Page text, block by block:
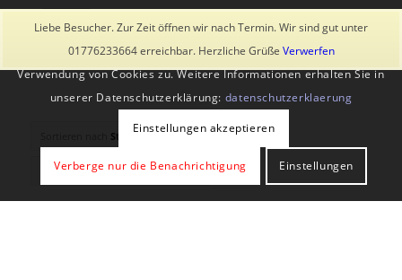
Liebe Besucher. Zur Zeit öffnen wir nach Termin. Wir sind gut unter
01776233664 erreichbar. Herzliche Grüße Verwerfen
Standard
Zeige-1 Produkte pro Seite
Diese Seite verwendet Cookies und ähnliche Technologien, auch
von Drittanbietern. Mit der Weiternutzung der Seite stimmst du der
Verwendung von Cookies zu. Weitere Informationen erhalten Sie in
unserer Datenschutzerklärung: datenschutzerklaerung
Einstellungen akzeptieren
Verberge nur die Benachrichtigung Einstellungen